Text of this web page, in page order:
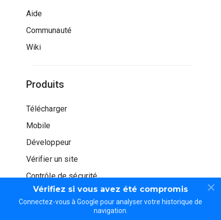
Vérifiez si vous avez été compromis
Connectez-vous à Google pour analyser votre historique de
navigation.
Aide
Communauté
Wiki
Produits
Télécharger
Mobile
Développeur
Vérifier un site
Contrôle de sécurité